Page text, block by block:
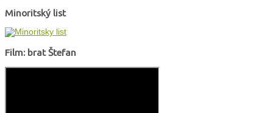
Minoritský list
Film: brat Štefan